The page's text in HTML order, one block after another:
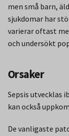
men små barn,
sjukdomar har
varierar oftast
och undersökt
Orsaker
Sepsis utvecklas
kan också
De vanligaste